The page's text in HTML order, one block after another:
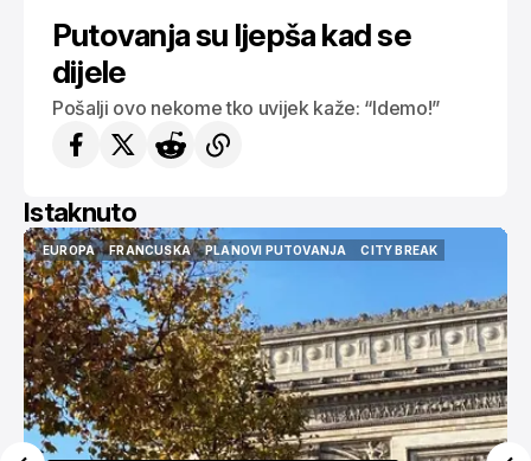
Putovanja su ljepša kad se
dijele
Pošalji ovo nekome tko uvijek kaže: “Idemo!”
Istaknuto
USA
USA
AMERIKA
AMERIKA
NEW YORK
NEW YORK
CITY BREAK
CITY BREAK
VODIČI
ISTAKNUTO